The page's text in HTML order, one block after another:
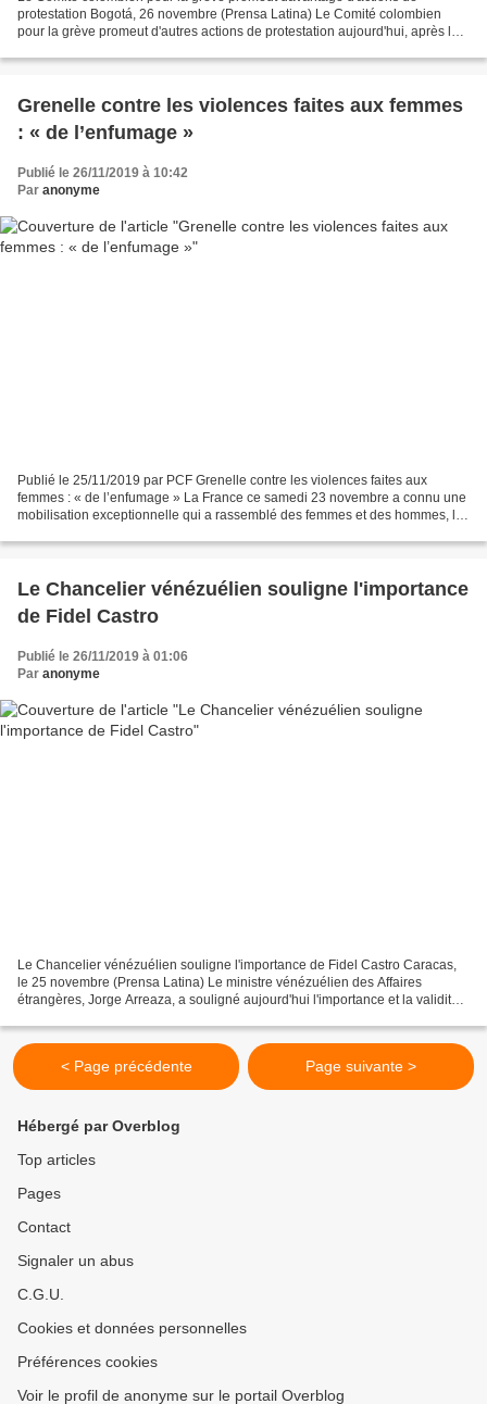
protestation Bogotá, 26 novembre (Prensa Latina) Le Comité colombien
pour la grève promeut d'autres actions de protestation aujourd'hui, après la
Grenelle contre les violences faites aux femmes
: « de l’enfumage »
Publié le 26/11/2019 à 10:42
Par anonyme
Publié le 25/11/2019 par PCF Grenelle contre les violences faites aux
femmes : « de l’enfumage » La France ce samedi 23 novembre a connu une
mobilisation exceptionnelle qui a rassemblé des femmes et des hommes, les
Le Chancelier vénézuélien souligne l'importance
de Fidel Castro
Publié le 26/11/2019 à 01:06
Par anonyme
Le Chancelier vénézuélien souligne l'importance de Fidel Castro Caracas,
le 25 novembre (Prensa Latina) Le ministre vénézuélien des Affaires
étrangères, Jorge Arreaza, a souligné aujourd'hui l'importance et la validité
< Page précédente Page suivante >
Hébergé par Overblog
Top articles
Pages
Contact
Signaler un abus
C.G.U.
Cookies et données personnelles
Préférences cookies
Voir le profil de anonyme sur le portail Overblog